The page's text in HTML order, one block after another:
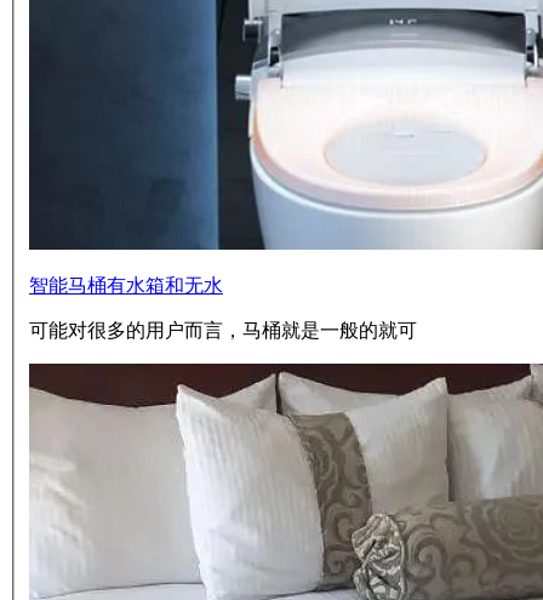
智能马桶有水箱和无水
可能对很多的用户而言，马桶就是一般的就可